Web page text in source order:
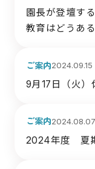
園長が登壇す
教育はどうあ
ご案内
9月17日（火）
2024.09.15
ご案内
2024年度 夏
2024.08.07